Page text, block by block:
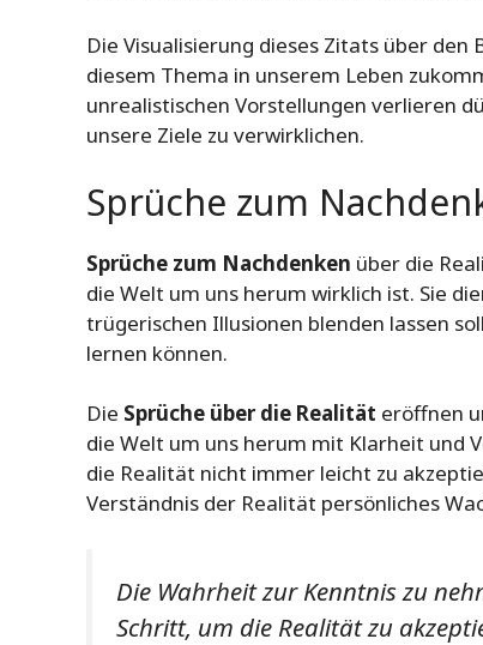
Die Visualisierung dieses Zitats über
diesem Thema in unserem Leben
unrealistischen Vorstellungen verlieren
unsere Ziele zu verwirklichen.
Sprüche zum
Sprüche zum Nachdenken über die
die Welt um uns herum wirklich ist. Sie
trügerischen Illusionen blenden lassen
lernen können.
Die Sprüche über die Realität eröffnen
die Welt um uns herum mit Klarheit und
die Realität nicht immer leicht zu
Verständnis der Realität persönliches
Die Wahrheit zur Kenntnis zu
Schritt, um die Realität zu